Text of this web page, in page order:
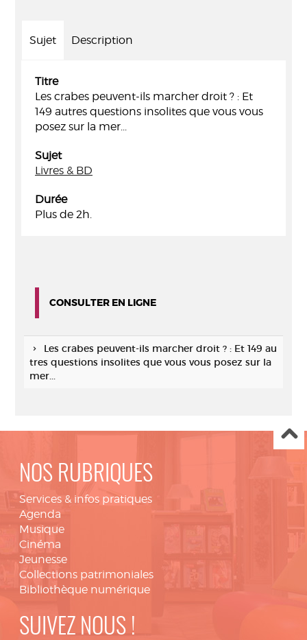
Sujet Description
Titre
Les crabes peuvent-ils marcher droit ? : Et
149 autres questions insolites que vous vous
posez sur la mer...
Sujet
Livres & BD
Durée
Plus de 2h.
CONSULTER EN LIGNE
Les crabes peuvent-ils marcher droit ? : Et 149 au
tres questions insolites que vous vous posez sur la
mer...
NOS RUBRIQUES
Services & infos pratiques
Agenda
Musique
Cinéma
Jeunesse
Collections patrimoniales
Bibliothèque numérique
SUIVEZ NOUS !